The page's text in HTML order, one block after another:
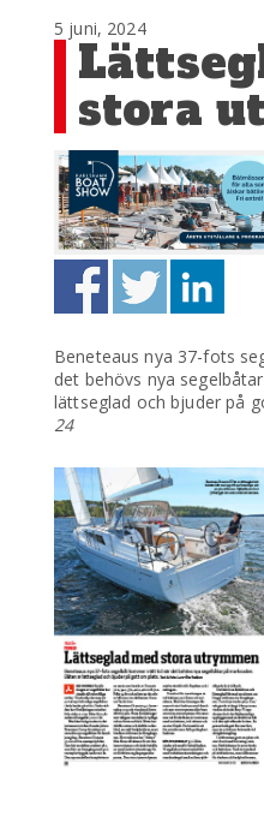
5 juni, 2024
stora
Beneteaus nya 37-fots
det behövs nya
lättseglad och bjuder på
24